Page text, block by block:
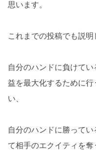
思います。
これまでの投稿でも説明
自分のハンドに負けて
益を最大化するために
い、
自分のハンドに勝って
て相手のエクイティを